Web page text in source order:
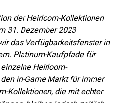
der Heirloom-Kollektionen
31. Dezember 2023
das Verfügbarkeitsfenster in
Platinum-Kaufpfade für
Heirloom-
in-Game Markt für immer
Kollektionen, die mit echter